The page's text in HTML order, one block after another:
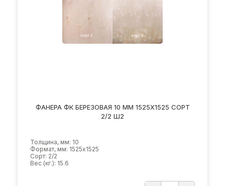
ФАНЕРА ФК БЕРЕЗОВАЯ 10 ММ 1525Х1525 СОРТ
2/2 Ш2
Толщина, мм: 10
Формат, мм: 1525х1525
Сорт: 2/2
Вес (кг.): 15.6